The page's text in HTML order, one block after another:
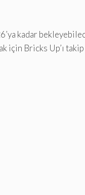
kadar
için Bricks Up’ı